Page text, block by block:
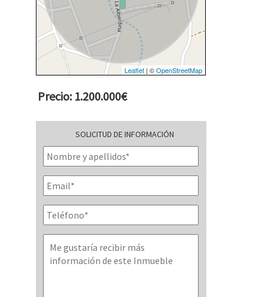
Leaflet | ©OpenStreetMap
Precio: 1.200.000€
SOLICITUD DE INFORMACIÓN